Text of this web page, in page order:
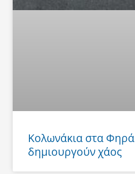
Κολωνάκια στα Φηρά
δημιουργούν χάος